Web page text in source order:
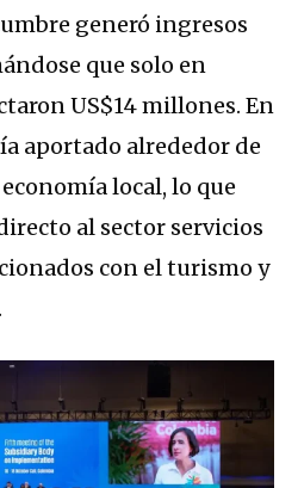
generó ingresos
que solo en
US$14 millones. En
aportado alrededor de
local, lo que
al sector servicios
con el turismo y